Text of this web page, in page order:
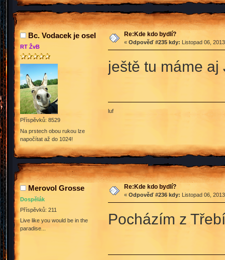
Bc. Vodacek je osel
RT ŽvB
Příspěvků: 8529
Na prstech obou rukou lze
napočítat až do 1024!
Re:Kde kdo bydlí?
« Odpověď #235 kdy: Listopad 06,
ještě tu máme
luf
Merovol Grosse
Dospělák
Příspěvků: 211
Live like you would be in the
paradise...
Re:Kde kdo bydlí?
« Odpověď #236 kdy: Listopad 06,
Pocházím z